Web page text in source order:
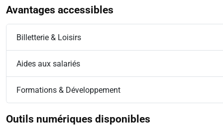
Avantages accessibles
Billetterie & Loisirs
Aides aux salariés
Formations & Développement
Outils numériques disponibles